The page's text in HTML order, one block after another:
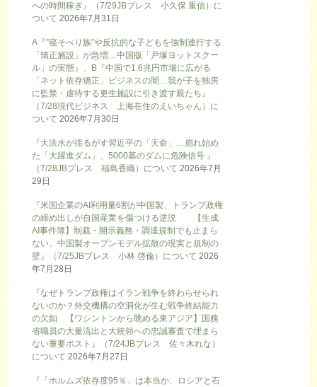
への時間稼ぎ』（7/29JBプレス 小久保 重信）に
ついて 2026年7月31日
A『”寝そべり族”や反抗的な子どもを強制連行する
「矯正施設」が急増…中国版「戸塚ヨットスクー
ル」の実態』、B『中国で1.6兆円市場に広がる
「ネット依存矯正」ビジネスの闇…我が子を独房
に監禁・虐待する更生施設に引き渡す親たち』
（7/28現代ビジネス 上海在住のえいちゃん）に
ついて 2026年7月30日
『大洪水が揺るがす習近平の「天命」…崩れ始め
た「大躍進ダム」、5000基のダムに危険信号 』
（7/28JBプレス 福島香織）について 2026年7月
29日
『米国企業のAI利用量6割が中国製、トランプ政権
の締め出しが自国産業を傷つける逆説 【生成
AI事件簿】制裁・開示義務・調達規制でも止まら
ない、中国製オープンモデル拡散の現実と規制の
壁』（7/25JBプレス 小林 啓倫）について 2026
年7月28日
『なぜトランプ政権はイラン戦争を終わらせられ
ないのか？外交機構の空洞化が生む戦争終結能力
の欠如 【ワシントンから眺める東アジア】国務
省職員の大量流出と大統領への忠誠審査で埋まら
ない重要ポスト』（7/24JBプレス 佐々木れな）
について 2026年7月27日
『「ホルムズ依存度95％」は本当か、ロシアと石